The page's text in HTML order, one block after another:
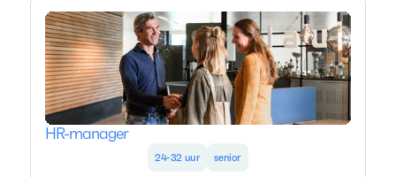
HR-manager
24-32 uur senior